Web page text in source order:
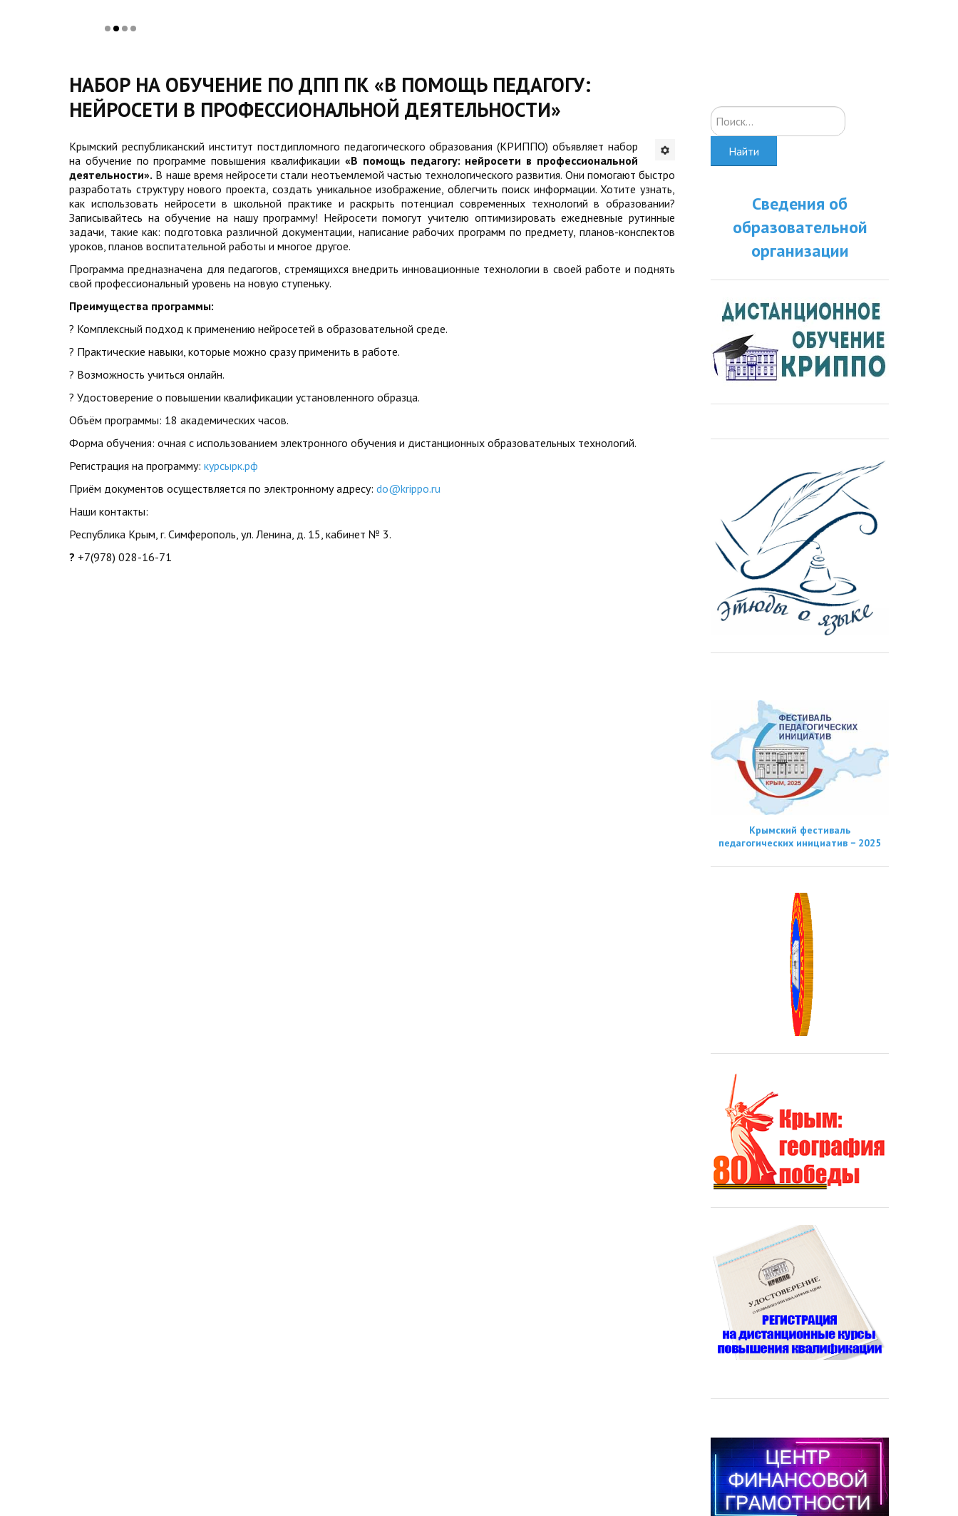
НАБОР НА ОБУЧЕНИЕ ПО ДПП ПК «В ПОМОЩЬ ПЕДАГОГУ:
НЕЙРОСЕТИ В ПРОФЕССИОНАЛЬНОЙ ДЕЯТЕЛЬНОСТИ»
Крымский республиканский институт постдипломного педагогического образования (КРИППО) объявляет набор
на обучение по программе повышения квалификации «В помощь педагогу: нейросети в профессиональной
деятельности». В наше время нейросети стали неотъемлемой частью технологического развития. Они помогают быстро
разработать структуру нового проекта, создать уникальное изображение, облегчить поиск информации. Хотите узнать,
как использовать нейросети в школьной практике и раскрыть потенциал современных технологий в образовании?
Записывайтесь на обучение на нашу программу! Нейросети помогут учителю оптимизировать ежедневные рутинные
задачи, такие как: подготовка различной документации, написание рабочих программ по предмету, планов-конспектов
уроков, планов воспитательной работы и многое другое.
Программа предназначена для педагогов, стремящихся внедрить инновационные технологии в своей работе и поднять
свой профессиональный уровень на новую ступеньку.
Преимущества программы:
? Комплексный подход к применению нейросетей в образовательной среде.
? Практические навыки, которые можно сразу применить в работе.
? Возможность учиться онлайн.
? Удостоверение о повышении квалификации установленного образца.
Объём программы: 18 академических часов.
Форма обучения: очная с использованием электронного обучения и дистанционных образовательных технологий.
Регистрация на программу: курсырк.рф
Приём документов осуществляется по электронному адресу: do@krippo.ru
Наши контакты:
Республика Крым, г. Симферополь, ул. Ленина, д. 15, кабинет № 3.
? +7(978) 028-16-71
Искать...
Найти
Сведения об
образовательной
организации
Крымский фестиваль
педагогических инициатив − 2025